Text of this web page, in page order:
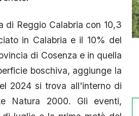
di Reggio Calabria con 10,3
in Calabria e il 10% del
di Cosenza e in quella
boschiva, aggiunge la
2024 si trova all'interno di
Natura 2000. Gli eventi,